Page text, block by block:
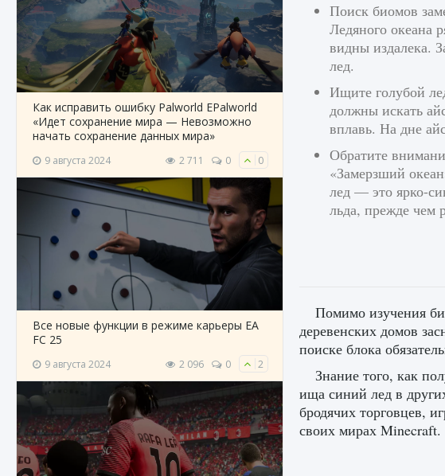
Как исправить ошибку Palworld EPalworld
«Идет сохранение мира — Невозможно
начать сохранение данных мира»
9 августа 2024 2 711 0 0
Все новые функции в режиме карьеры EA
FC 25
9 августа 2024 2 096 0 2
Поиск биомов
Ледяного океана
видны издалека.
лед.
Ищите голубой
должны искать
вплавь. На дне
Обратите
«Замерзший
лед — это ярко-
льда, прежде чем
Помимо изучения
деревенских домов
поиске блока
Знание того, как
ища синий лед в
бродячих торговцев,
своих мирах Minecraft.